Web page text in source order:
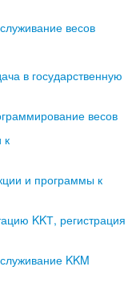
весов
в государственную
весов
к
и программы к
KKТ, регистрация
KKM